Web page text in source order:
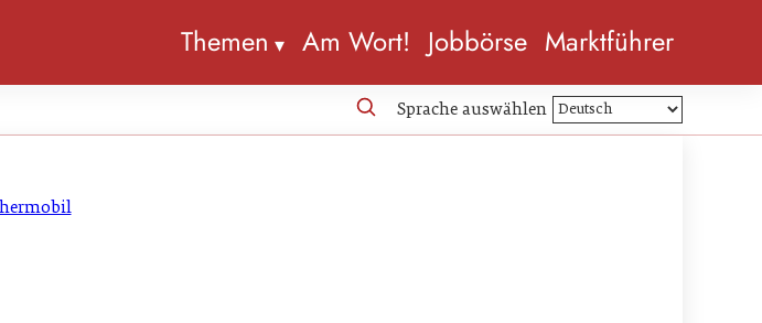
Themen Am Wort! Jobbörse Marktführer
Sprache auswählen